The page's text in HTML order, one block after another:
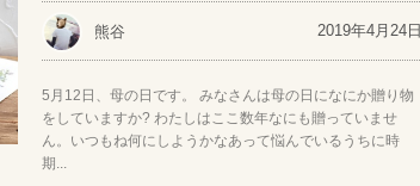
熊谷 2019年4月24日
5月12日、母の日です。 みなさんは母の日になにか贈り物
をしていますか? わたしはここ数年なにも贈っていませ
ん。いつもね何にしようかなあって悩んでいるうちに時
期...